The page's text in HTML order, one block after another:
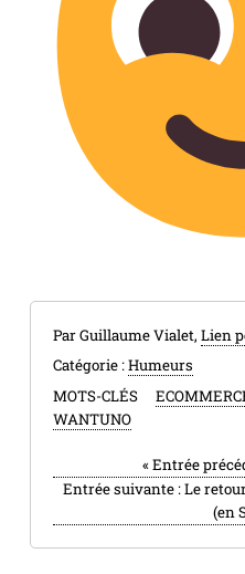
Par Guillaume Vialet, Lien
Catégorie :Humeurs
MOTS-CLÉS
WANTUNO
«Entrée
Entrée suivante :Le
(en